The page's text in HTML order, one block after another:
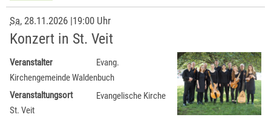
Sa, 28.11.2026 |19:00 Uhr
Konzert in St. Veit
Veranstalter
Evang.
Kirchengemeinde Waldenbuch
Veranstaltungsort
Evangelische Kirche
St. Veit